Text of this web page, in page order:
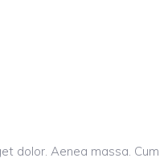
dolor. Aenea massa. Cum